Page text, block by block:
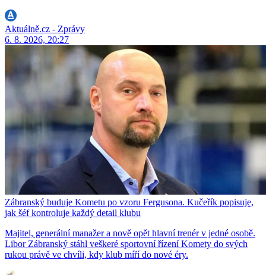
Aktuálně.cz - Zprávy
6. 8. 2026, 20:27
Zábranský buduje Kometu po vzoru Fergusona. Kučeřík popisuje,
jak šéf kontroluje každý detail klubu
Majitel, generální manažer a nově opět hlavní trenér v jedné osobě.
Libor Zábranský stáhl veškeré sportovní řízení Komety do svých
rukou právě ve chvíli, kdy klub míří do nové éry.